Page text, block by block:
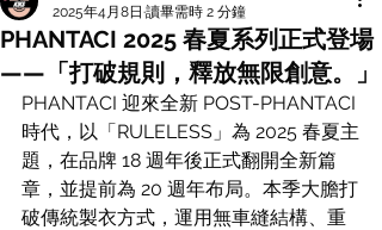
PHANTACI 2025 春夏系列正式登場
——「打破規則，釋放無限創意。」
2025年4月8日 讀畢需時 2 分鐘
PHANTACI 迎來全新 POST-PHANTACI
時代，以「RULELESS」為 2025 春夏主
題，在品牌 18 週年後正式翻開全新篇
章，並提前為 20 週年布局。本季大膽打
破傳統製衣方式，運用無車縫結構、重